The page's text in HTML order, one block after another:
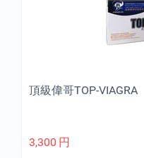
頂級偉哥TOP-VIAGRA
3,300 円